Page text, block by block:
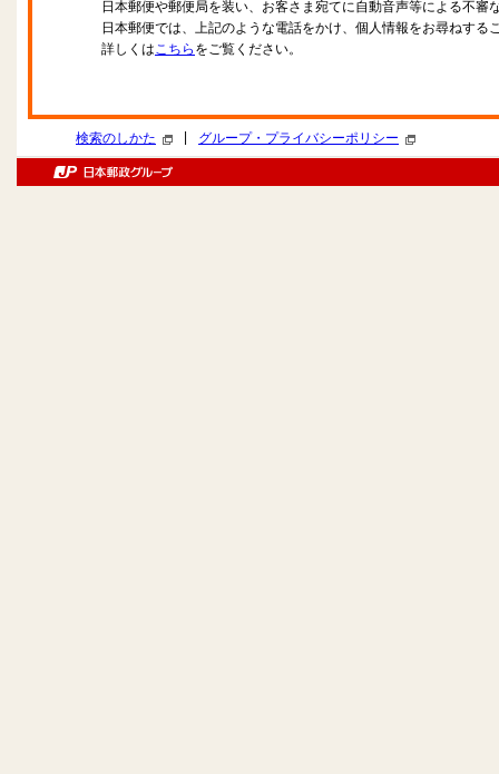
日本郵便や郵便局を装い、お客さま宛てに自動音声等による不審
日本郵便では、上記のような電話をかけ、個人情報をお尋ねする
詳しくはこちら をご覧ください。
検索のしかた グループ・プライバシーポリシー